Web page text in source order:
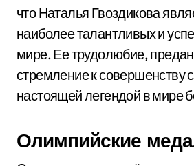
что Наталья Гвоздикова
наиболее талантливых и
мире. Ее трудолюбие,
стремление к совершенству
настоящей легендой в мире
Олимпийские